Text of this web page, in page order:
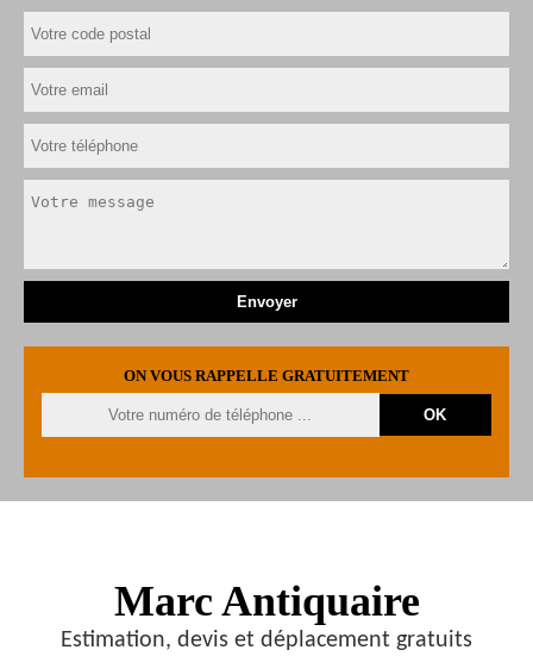
ON VOUS RAPPELLE GRATUITEMENT
Marc Antiquaire
Estimation, devis et déplacement gratuits